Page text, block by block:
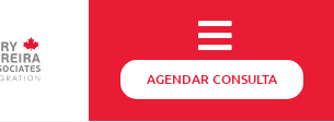
AGENDAR CONSULTA